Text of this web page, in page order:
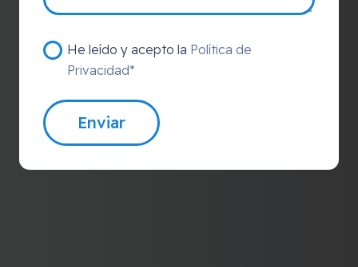
He leído y acepto la Política de
Privacidad*